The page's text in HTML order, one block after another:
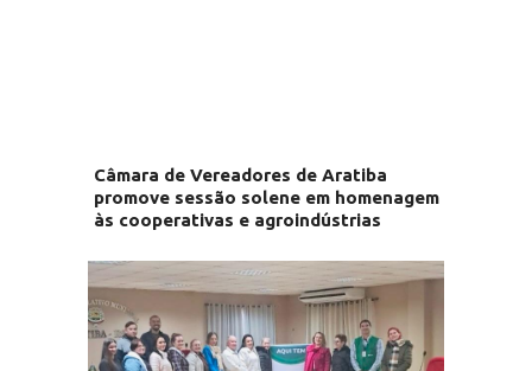
Câmara de Vereadores de Aratiba
promove sessão solene em homenagem
às cooperativas e agroindústrias